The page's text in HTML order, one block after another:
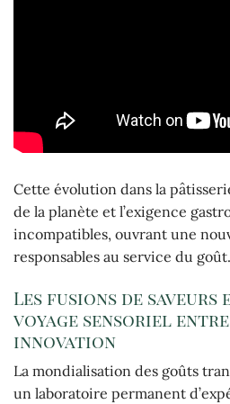
Cette évolution dans la
de la planète et l’exigence
incompatibles, ouvrant une
responsables au service du goût.
Les fusions de saveurs
voyage sensoriel
innovation
La mondialisation des goûts
un laboratoire permanent